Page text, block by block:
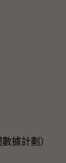
據計劃）